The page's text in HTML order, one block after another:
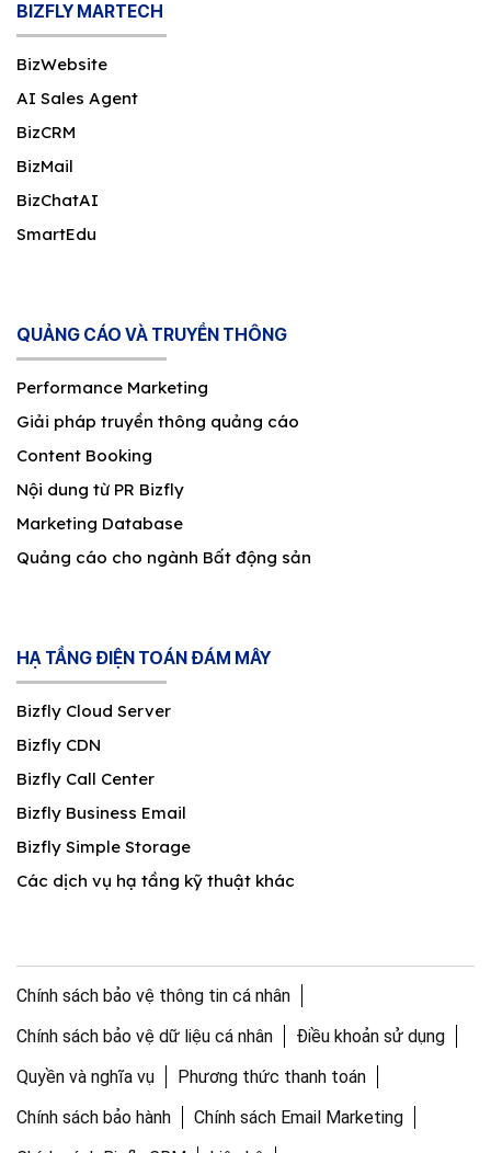
BIZFLY MARTECH
BizWebsite
AI Sales Agent
BizCRM
BizMail
BizChatAI
SmartEdu
QUẢNG CÁO VÀ TRUYỀN THÔNG
Performance Marketing
Giải pháp truyền thông quảng cáo
Content Booking
Nội dung từ PR Bizfly
Marketing Database
Quảng cáo cho ngành Bất động sản
HẠ TẦNG ĐIỆN TOÁN ĐÁM MÂY
Bizfly Cloud Server
Bizfly CDN
Bizfly Call Center
Bizfly Business Email
Bizfly Simple Storage
Các dịch vụ hạ tầng kỹ thuật khác
Chính sách bảo vệ thông tin cá nhân
Chính sách bảo vệ dữ liệu cá nhân
Điều khoản sử dụng
Quyền và nghĩa vụ
Phương thức thanh toán
Chính sách bảo hành
Chính sách Email Marketing